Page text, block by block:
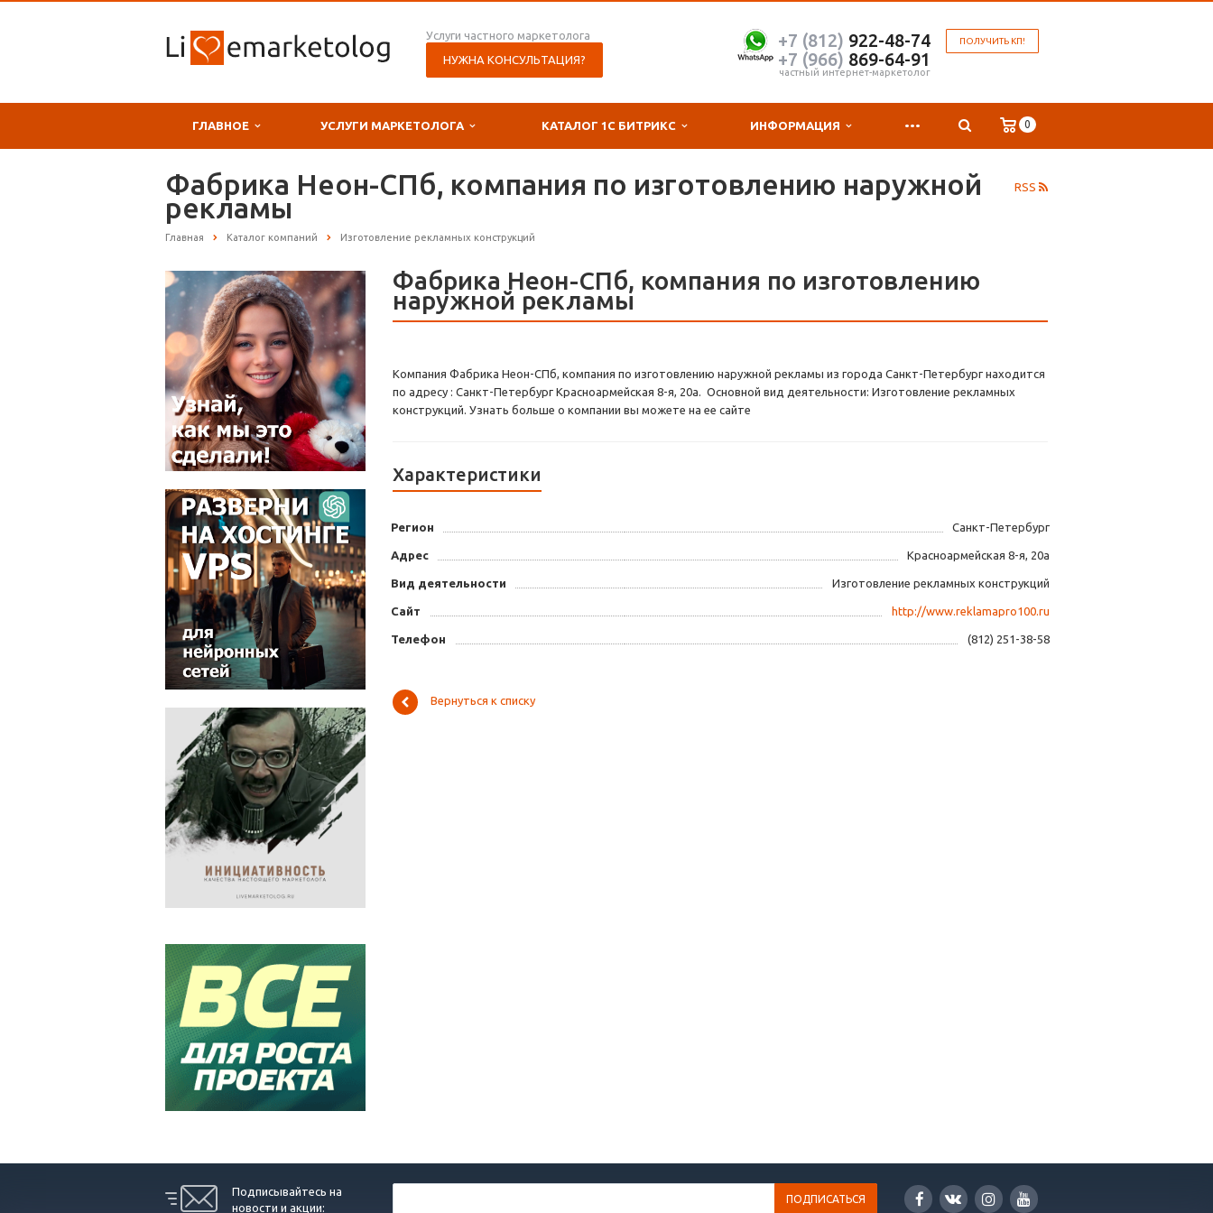
Услуги частного маркетолога
НУЖНА КОНСУЛЬТАЦИЯ?
ПОЛУЧИТЬ КП!
+7 (812) 922-48-74
+7 (966) 869-64-91
частный интернет-маркетолог
ГЛАВНОЕ УСЛУГИ МАРКЕТОЛОГА КАТАЛОГ 1С БИТРИКС ИНФОРМАЦИЯ ... 0
RSS
Фабрика Неон-СПб, компания по изготовлению наружной
рекламы
Главная Каталог компаний Изготовление рекламных конструкций
Фабрика Неон-СПб, компания по изготовлению
наружной рекламы
Компания Фабрика Неон-СПб, компания по изготовлению наружной рекламы из города Санкт-Петербург находится
по адресу : Санкт-Петербург Красноармейская 8-я, 20а. Основной вид деятельности: Изготовление рекламных
конструкций. Узнать больше о компании вы можете на ее сайте
Характеристики
Регион Санкт-Петербург
Адрес Красноармейская 8-я, 20а
Вид деятельности Изготовление рекламных конструкций
Сайт http://www.reklamapro100.ru
Телефон (812) 251-38-58
Вернуться к списку
Подписывайтесь на
новости и акции: